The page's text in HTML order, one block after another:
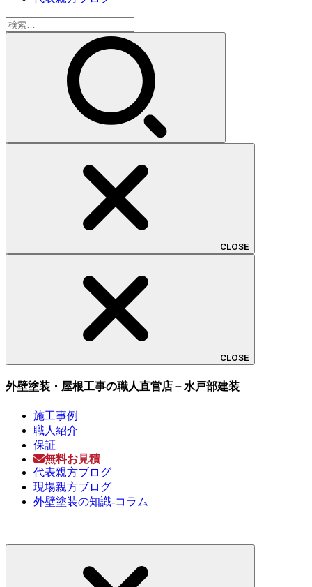
検
索:
CLOSE
CLOSE
外壁塗装・屋根工事の職人直営店－水戸部建装
施工事例
職人紹介
保証
無料お見積
代表親方ブログ
現場親方ブログ
外壁塗装の知識-コラム